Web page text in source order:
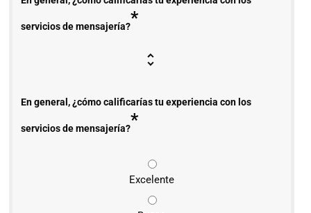
servicios de mensajería?*
En general, ¿cómo calificarías tu experiencia con los
servicios de mensajería?*
Excelente